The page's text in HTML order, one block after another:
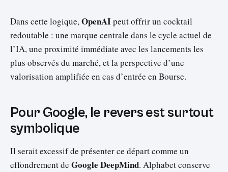
Dans cette logique,OpenAIpeut offrir un cocktail
redoutable : une marque centrale dans le cycle actuel de
l’IA, une proximité immédiate avec les lancements les
plus observés du marché, et la perspective d’une
valorisation amplifiée en cas d’entrée en Bourse.
Pour Google, le revers est surtout
symbolique
Il serait excessif de présenter ce départ comme un
effondrement de Google DeepMind. Alphabet conserve